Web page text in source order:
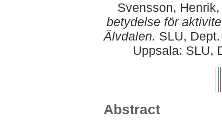
Svensson, Henrik
betydelse för
Älvdalen. SLU,
Uppsala: SLU,
Abstract